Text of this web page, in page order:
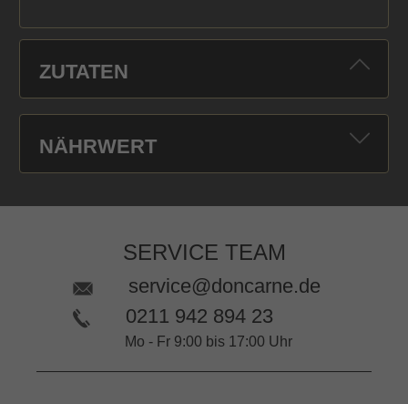
ZUTATEN
NÄHRWERT
SERVICE TEAM
service@doncarne.de
0211 942 894 23
Mo - Fr 9:00 bis 17:00 Uhr